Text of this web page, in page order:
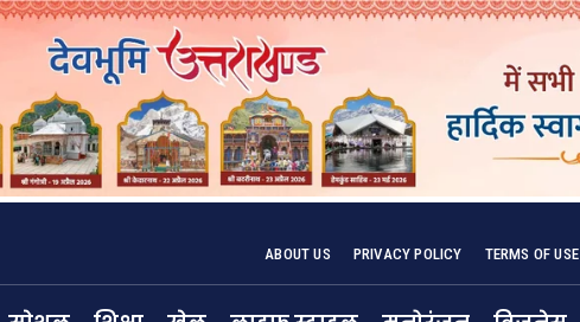
ABOUT US PRIVACY POLICY TERMS OF USE